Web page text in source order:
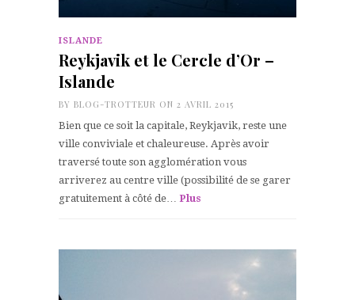
ISLANDE
Reykjavik et le Cercle d’Or –
Islande
BY BLOG-TROTTEUR ON 2 AVRIL 2015
Bien que ce soit la capitale, Reykjavik, reste une
ville conviviale et chaleureuse. Après avoir
traversé toute son agglomération vous
arriverez au centre ville (possibilité de se garer
gratuitement à côté de… Plus